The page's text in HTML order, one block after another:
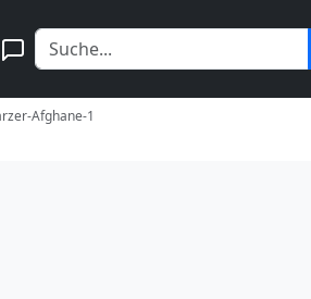
Afghane-1